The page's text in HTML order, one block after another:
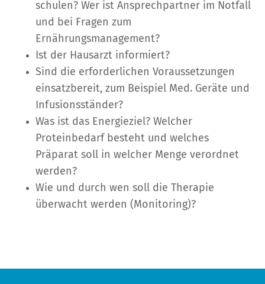
schulen? Wer ist Ansprechpartner im Notfall
und bei Fragen zum
Ernährungsmanagement?
Ist der Hausarzt informiert?
Sind die erforderlichen Voraussetzungen
einsatzbereit, zum Beispiel Med. Geräte und
Infusionsständer?
Was ist das Energieziel? Welcher
Proteinbedarf besteht und welches
Präparat soll in welcher Menge verordnet
werden?
Wie und durch wen soll die Therapie
überwacht werden (Monitoring)?